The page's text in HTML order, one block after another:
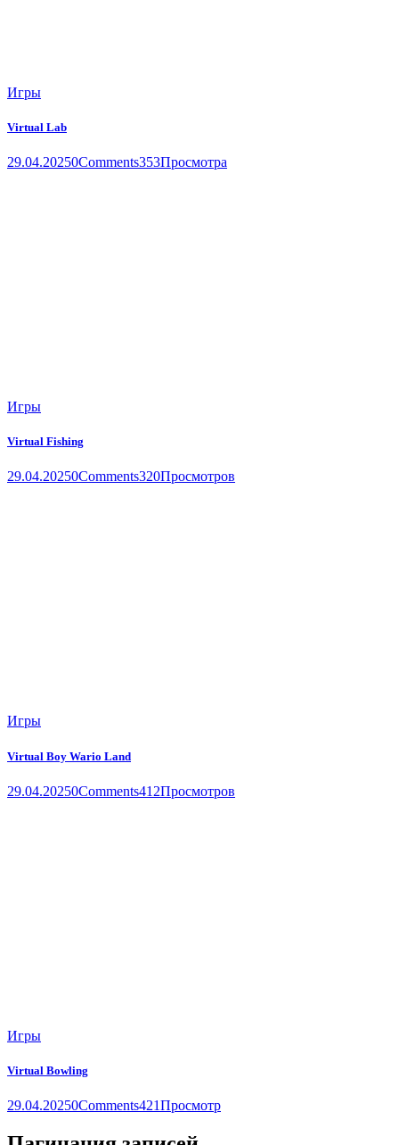
Игры
Virtual Lab
29.04.20250Comments353Просмотра
Игры
Virtual Fishing
29.04.20250Comments320Просмотров
Игры
Virtual Boy Wario Land
29.04.20250Comments412Просмотров
Игры
Virtual Bowling
29.04.20250Comments421Просмотр